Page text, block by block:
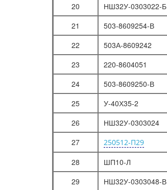
20
НШ32У-0303022-Б
21
503-8609254-В
22
503А-8609242
23
220-8604051
24
503-8609250-В
25
У-40Х35-2
26
НШ32У-0303024
27
250512-П29
28
ШП10-Л
29
НШ32У-0303048-В